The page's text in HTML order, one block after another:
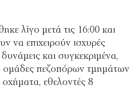
λίγο μετά τις 16:00 και
να επιχειρούν ισχυρές
δυνάμεις και συγκεκριμένα,
ομάδες πεζοπόρων τμημάτων
εθελοντές 8